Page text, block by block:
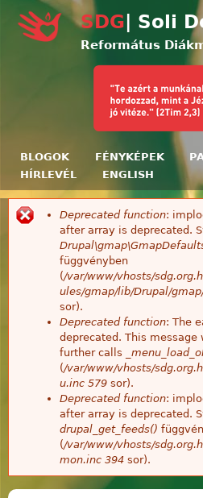
Ugrás a
SDG | Soli
Református
BLOGOK FÉNYKÉPEK
HÍRLEVÉL
ENGLISH
Hibaüzenet
Deprecated function:
after array is deprecated.
függvényben
(/var/www/vhosts/
ules/gmap/lib/Drupal/
sor).
Deprecated function: The
deprecated. This message
further calls
(/var/www/vhosts/
u.inc 579 sor).
Deprecated function:
after array is deprecated.
drupal_get_feeds()
(/var/www/vhosts/
mon.inc 394 sor).